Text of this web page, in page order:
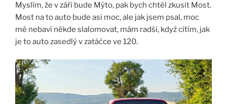
Myslím, že v září bude Mýto, pak bych chtěl zkusit Most.
Most na to auto bude asi moc, ale jak jsem psal, moc
mě nebaví někde slalomovat, mám radši, když cítím, jak
je to auto zasedlý v zatáčce ve 120.